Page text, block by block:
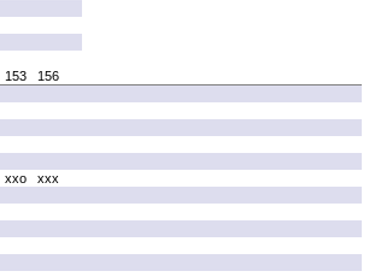
153
156
xxo
xxx